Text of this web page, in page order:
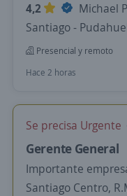
4,2
Michael
Santiago -
Presencial y remoto
Hace 2 horas
Se precisa Urgente
Gerente General
Importante
Santiago Centro,